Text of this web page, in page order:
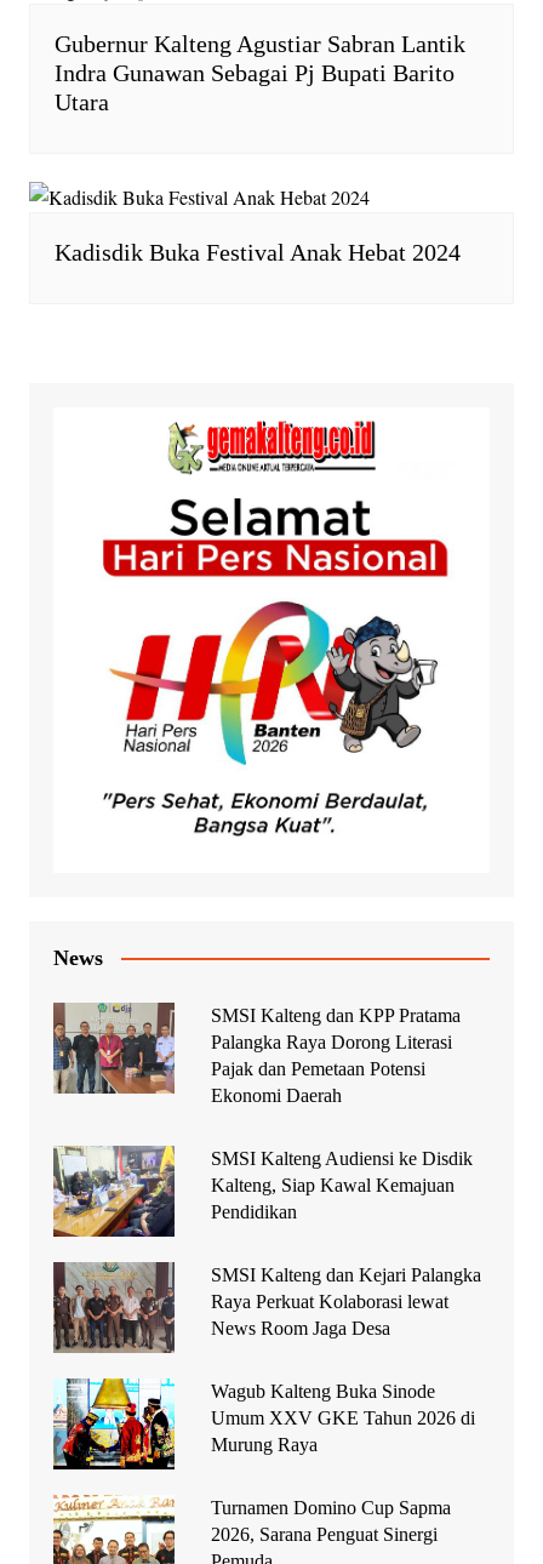
Gubernur Kalteng Agustiar Sabran Lantik
Indra Gunawan Sebagai Pj Bupati Barito
Utara
Kadisdik Buka Festival Anak Hebat 2024
News
SMSI Kalteng dan KPP Pratama
Palangka Raya Dorong Literasi
Pajak dan Pemetaan Potensi
Ekonomi Daerah
SMSI Kalteng Audiensi ke Disdik
Kalteng, Siap Kawal Kemajuan
Pendidikan
SMSI Kalteng dan Kejari Palangka
Raya Perkuat Kolaborasi lewat
News Room Jaga Desa
Wagub Kalteng Buka Sinode
Umum XXV GKE Tahun 2026 di
Murung Raya
Turnamen Domino Cup Sapma
2026, Sarana Penguat Sinergi